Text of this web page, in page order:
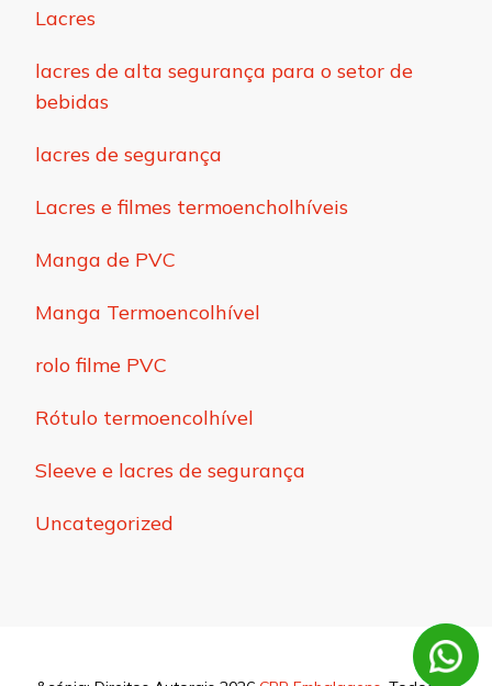
Lacres
lacres de alta segurança para o setor de
bebidas
lacres de segurança
Lacres e filmes termoencholhíveis
Manga de PVC
Manga Termoencolhível
rolo filme PVC
Rótulo termoencolhível
Sleeve e lacres de segurança
Uncategorized